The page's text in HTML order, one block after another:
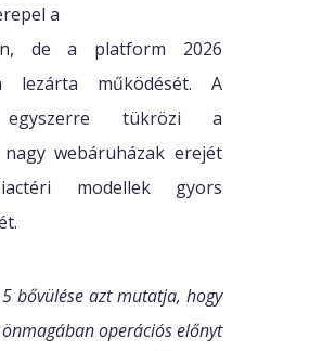
a
de a platform 2026
lezárta működését. A
tükrözi a
nagy webáruházak erejét
modellek gyors
bővülése azt mutatja, hogy
operációs előnyt